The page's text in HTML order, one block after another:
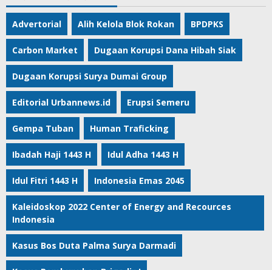
Advertorial Alih Kelola Blok Rokan BPDPKS
Carbon Market Dugaan Korupsi Dana Hibah Siak
Dugaan Korupsi Surya Dumai Group
Editorial Urbannews.id Erupsi Semeru
Gempa Tuban Human Traficking
Ibadah Haji 1443 H Idul Adha 1443 H
Idul Fitri 1443 H Indonesia Emas 2045
Kaleidoskop 2022 Center of Energy and Recources
Indonesia
Kasus Bos Duta Palma Surya Darmadi